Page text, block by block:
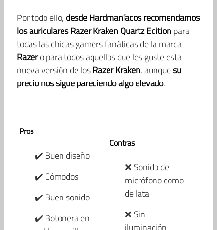
Por todo ello, desde Hardmaníacos recomendamos
los auriculares Razer Kraken Quartz Editionpara
todas las chicas gamers fanáticas de la marca
Razero para todos aquellos que les guste esta
nueva versión de losRazer Kraken, aunquesu
precio nos sigue pareciendo algo elevado.
Pros
✔️ Buen diseño
✔️ Cómodos
✔️ Buen sonido
✔️ Botonera en
Contras
❌ Sonido del
micrófono como
de lata
❌ Sin